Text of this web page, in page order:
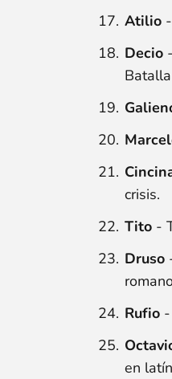
Atilio
Decio
crisis.
Tito -
Druso
Rufio
en